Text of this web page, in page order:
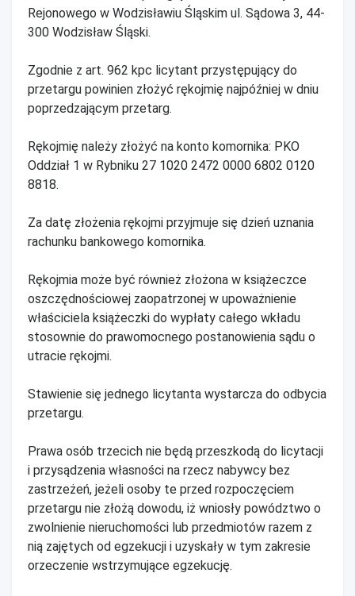
Rejonowego w Wodzisławiu Śląskim ul. Sądowa 3, 44-
300 Wodzisław Śląski.
Zgodnie z art. 962 kpc licytant przystępujący do
przetargu powinien złożyć rękojmię najpóźniej w dniu
poprzedzającym przetarg.
Rękojmię należy złożyć na konto komornika: PKO
Oddział 1 w Rybniku 27 1020 2472 0000 6802 0120
8818.
Za datę złożenia rękojmi przyjmuje się dzień uznania
rachunku bankowego komornika.
Rękojmia może być również złożona w książeczce
oszczędnościowej zaopatrzonej w upoważnienie
właściciela książeczki do wypłaty całego wkładu
stosownie do prawomocnego postanowienia sądu o
utracie rękojmi.
Stawienie się jednego licytanta wystarcza do odbycia
przetargu.
Prawa osób trzecich nie będą przeszkodą do licytacji
i przysądzenia własności na rzecz nabywcy bez
zastrzeżeń, jeżeli osoby te przed rozpoczęciem
przetargu nie złożą dowodu, iż wniosły powództwo o
zwolnienie nieruchomości lub przedmiotów razem z
nią zajętych od egzekucji i uzyskały w tym zakresie
orzeczenie wstrzymujące egzekucję.